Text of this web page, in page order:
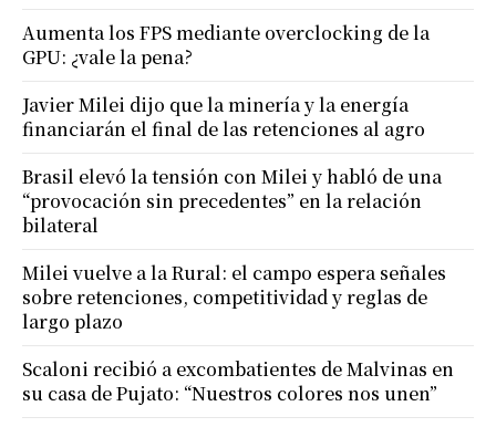
Aumenta los FPS mediante overclocking de la
GPU: ¿vale la pena?
Javier Milei dijo que la minería y la energía
financiarán el final de las retenciones al agro
Brasil elevó la tensión con Milei y habló de una
“provocación sin precedentes” en la relación
bilateral
Milei vuelve a la Rural: el campo espera señales
sobre retenciones, competitividad y reglas de
largo plazo
Scaloni recibió a excombatientes de Malvinas en
su casa de Pujato: “Nuestros colores nos unen”